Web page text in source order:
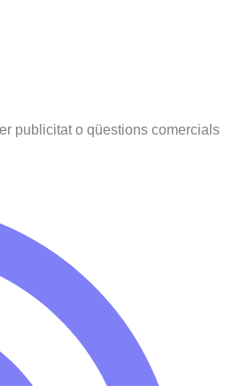
publicitat o qüestions comercials